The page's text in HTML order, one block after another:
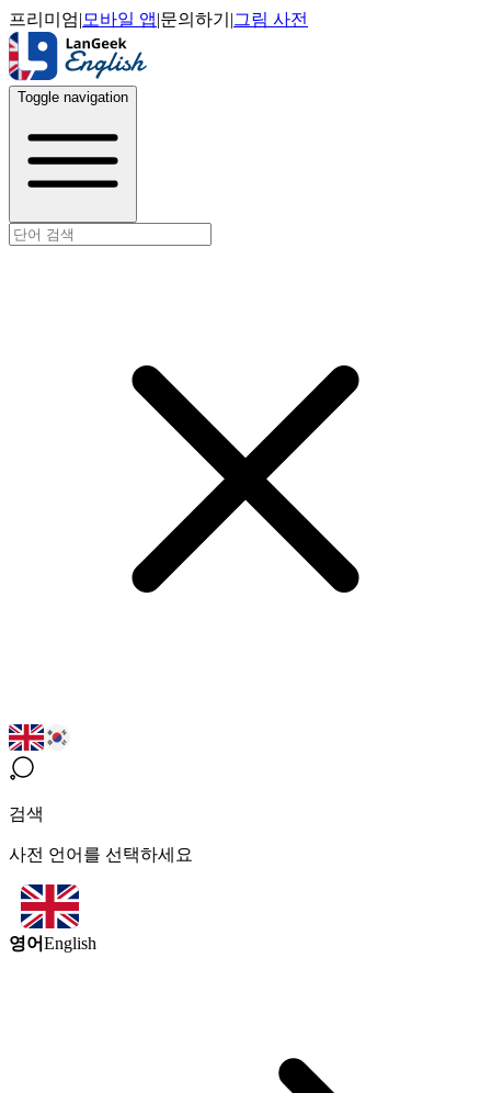
프리미엄| 모바일 앱|문의하기 |그림 사전
Toggle navigation
검색
사전 언어를 선택하세요
영어English